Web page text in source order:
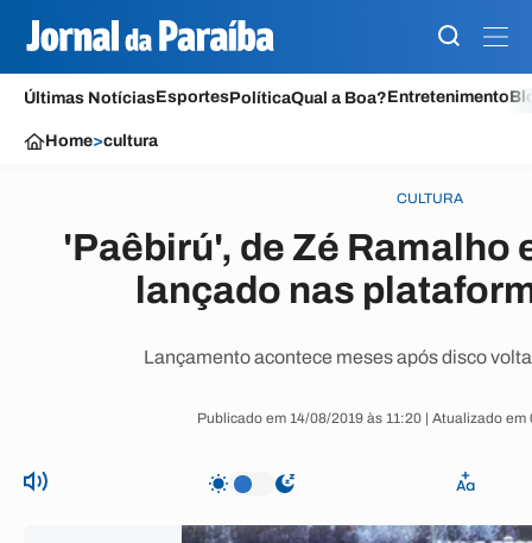
Últimas NotíciasEsportesPolíticaQual a Boa?Entretenimento
Home>cultura
CULTURA
'Paêbirú', de Zé Ramalho
lançado nas
Lançamento acontece meses após disco
Publicado em 14/08/2019 às 11:20 | Atualizado em